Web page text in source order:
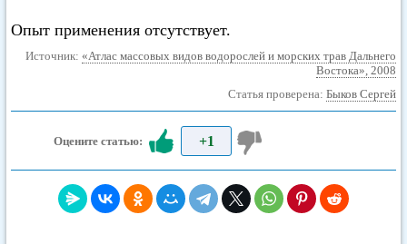
Опыт применения отсутствует.
Источник: «Атлас массовых видов водорослей и морских трав Дальнего
Востока», 2008
Статья проверена: Быков Сергей
Оцените статью: +1